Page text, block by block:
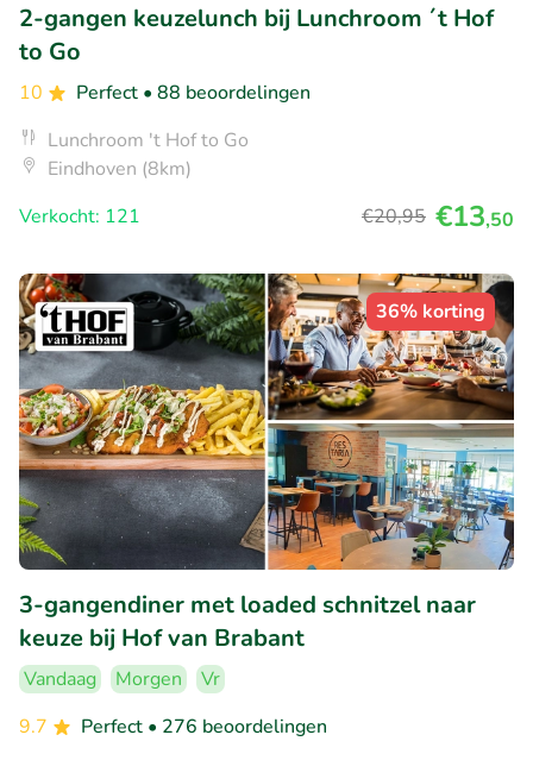
2-gangen keuzelunch bij Lunchroom ´t Hof
to Go
10 Perfect • 88 beoordelingen
Lunchroom 't Hof to Go
Eindhoven (8km)
Verkocht: 121
€20,95 €13,50
36% korting
3-gangendiner met loaded schnitzel naar
keuze bij Hof van Brabant
Vandaag Morgen
Vr
9.7
Perfect • 276 beoordelingen